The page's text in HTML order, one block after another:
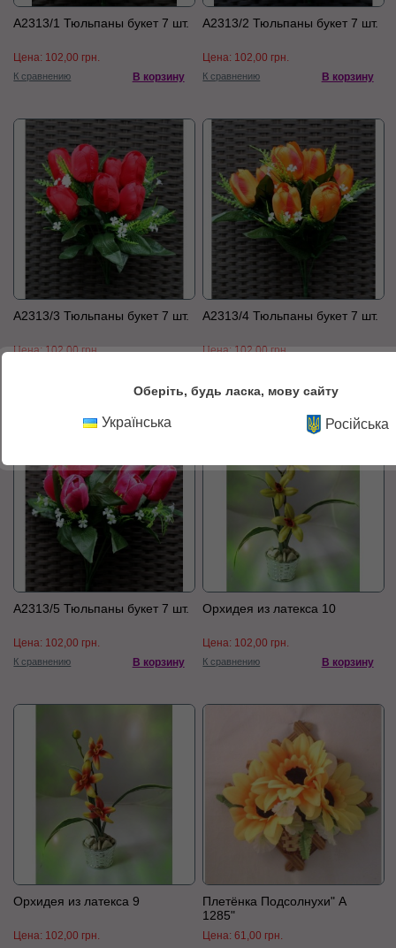
А2313/1 Тюльпаны букет 7 шт.
Цена: 102,00 грн.
К сравнению В корзину
А2313/2 Тюльпаны букет 7 шт.
Цена: 102,00 грн.
К сравнению В корзину
А2313/3 Тюльпаны букет 7 шт.
Цена:102,00 грн.
А2313/4 Тюльпаны букет 7 шт.
Цена:102,00 грн.
А2313/5 Тюльпаны букет 7 шт.
Цена: 102,00 грн.
К сравнению В корзину
Орхидея из латекса 10
Цена: 102,00 грн.
К сравнению В корзину
Орхидея из латекса 9
Цена: 102,00 грн.
Плетёнка Подсолнухи" А
1285"
Цена:61,00 грн.
Оберіть, будь ласка, мову сайту
Українська Російська